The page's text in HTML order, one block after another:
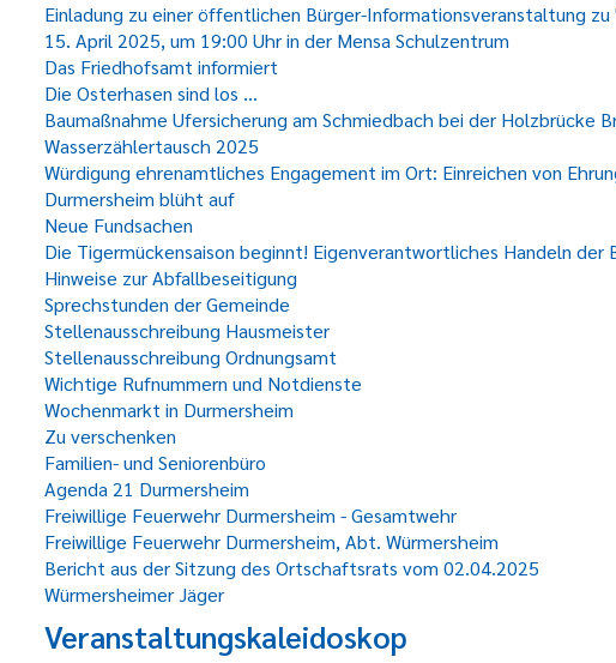
Einladung zu einer öffentlichen Bürger-Informationsveranstaltung
15. April 2025, um 19:00 Uhr in der Mensa Schulzentrum
Das Friedhofsamt informiert
Die Osterhasen sind los ...
Baumaßnahme Ufersicherung am Schmiedbach bei der Holzbrücke
Wasserzählertausch 2025
Würdigung ehrenamtliches Engagement im Ort: Einreichen von
Durmersheim blüht auf
Neue Fundsachen
Die Tigermückensaison beginnt! Eigenverantwortliches Handeln der
Hinweise zur Abfallbeseitigung
Sprechstunden der Gemeinde
Stellenausschreibung Hausmeister
Stellenausschreibung Ordnungsamt
Wichtige Rufnummern und Notdienste
Wochenmarkt in Durmersheim
Zu verschenken
Familien- und Seniorenbüro
Agenda 21 Durmersheim
Freiwillige Feuerwehr Durmersheim - Gesamtwehr
Freiwillige Feuerwehr Durmersheim, Abt. Würmersheim
Bericht aus der Sitzung des Ortschaftsrats vom 02.04.2025
Würmersheimer Jäger
Veranstaltungskaleidoskop